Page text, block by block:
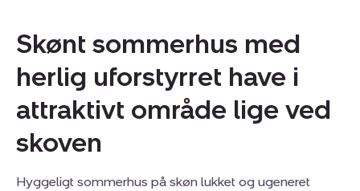
Skønt sommerhus med
herlig uforstyrret have i
attraktivt område lige ved
skoven
Hyggeligt sommerhus på skøn lukket og ugeneret